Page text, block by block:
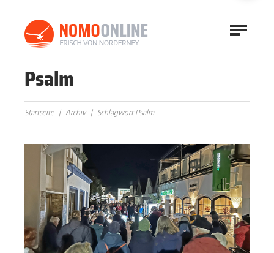
Psalm
Startseite Archiv Schlagwort Psalm